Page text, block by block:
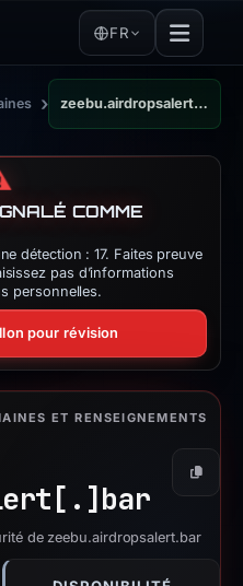
FR
› zeebu.airdropsalert.bar
COMME
détection : 17. Faites preuve
pas d’informations
personnelles.
pour révision
ET RENSEIGNEMENTS
bar
Copier
de zeebu.airdropsalert.bar